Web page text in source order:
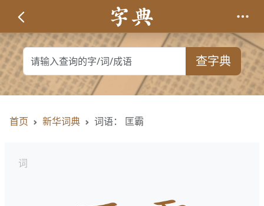
查字典
首页 新华词典 词语： 匡霸
词